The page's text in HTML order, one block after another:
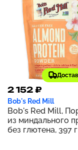
2 152 ₽
Bob's Red Mill
Bob's Red Mill,
из миндального
без глютена, 397